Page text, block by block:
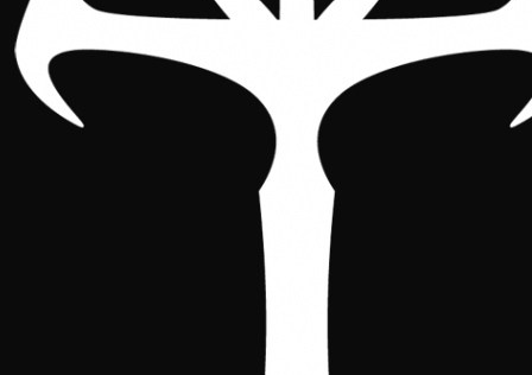
momento, no es necesario volver a inscribirte. Para
continuar apoyando la comunidad y mantener tu
condición de socio, simplemente deberás renovar tu
membresía realizando una transferencia bancaria
con los datos que se indican a continuación.
ES89 0081 0011 7300 0207 9717
Cónclave Ibérico
Renovación número de socio y tu
nombre y apellidos.
La cuota anual es de